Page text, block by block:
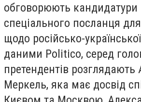
обговорюють кандидатури
спеціального посланця
щодо російсько-
даними Politico, серед
претендентів розглядають
Меркель, яка має досвід